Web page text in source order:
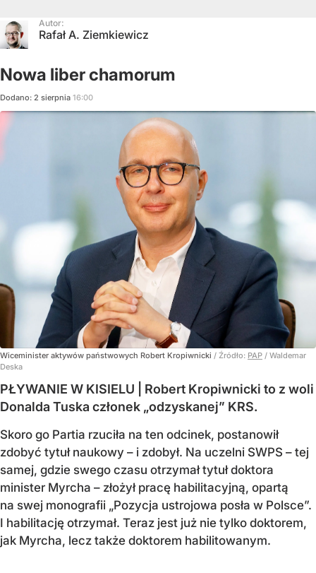
Autor:
Rafał A. Ziemkiewicz
Nowa liber chamorum
Dodano: 2 sierpnia 16:00
Wiceminister aktywów państwowych Robert Kropiwnicki / Źródło: PAP / Waldemar
Deska
PŁYWANIE W KISIELU | Robert Kropiwnicki to z woli
Donalda Tuska członek „odzyskanej” KRS.
Skoro go Partia rzuciła na ten odcinek, postanowił
zdobyć tytuł naukowy – i zdobył. Na uczelni SWPS – tej
samej, gdzie swego czasu otrzymał tytuł doktora
minister Myrcha – złożył pracę habilitacyjną, opartą
na swej monografii „Pozycja ustrojowa posła w Polsce”.
I habilitację otrzymał. Teraz jest już nie tylko doktorem,
jak Myrcha, lecz także doktorem habilitowanym.